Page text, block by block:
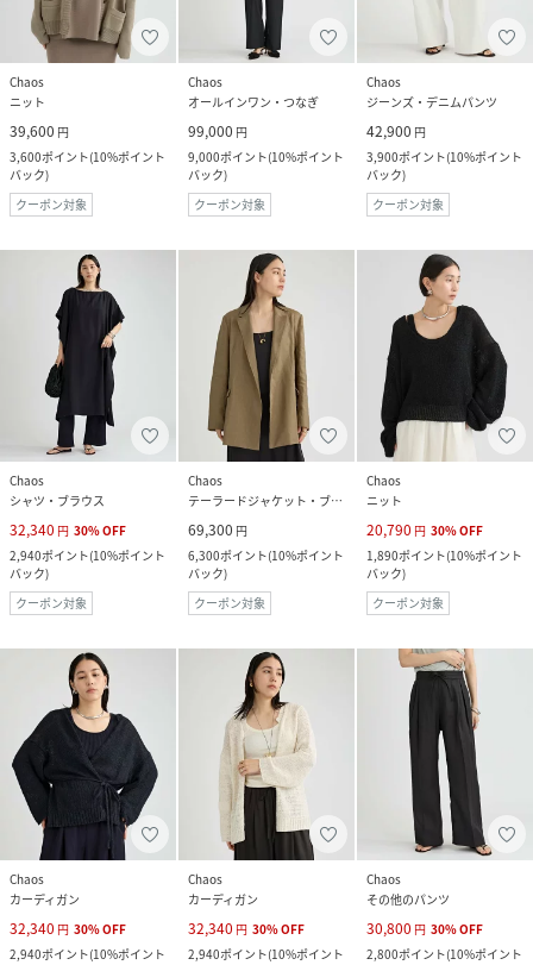
Chaos
ニット
39,600 円
3,600ポイント(10%ポイント
バック)
クーポン対象
Chaos
オールインワン・つなぎ
99,000 円
9,000ポイント(10%ポイント
バック)
クーポン対象
Chaos
ジーンズ・デニムパンツ
42,900 円
3,900ポイント(10%ポイント
バック)
クーポン対象
Chaos
シャツ・ブラウス
32,340 円 30%OFF
2,940ポイント(10%ポイント
バック)
クーポン対象
Chaos
テーラードジャケット・ブレザー
69,300 円
6,300ポイント(10%ポイント
バック)
クーポン対象
Chaos
ニット
20,790 円 30%OFF
1,890ポイント(10%ポイント
バック)
クーポン対象
Chaos
カーディガン
32,340 円 30%OFF
2,940ポイント(10%ポイント
Chaos
カーディガン
32,340 円 30%OFF
2,940ポイント(10%ポイント
Chaos
その他のパンツ
30,800 円 30%OFF
2,800ポイント(10%ポイント